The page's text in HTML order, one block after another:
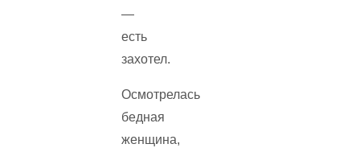
—
есть
захотел.
Осмотрелась
бедная
женщина,